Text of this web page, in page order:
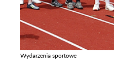
Wydarzenia sportowe